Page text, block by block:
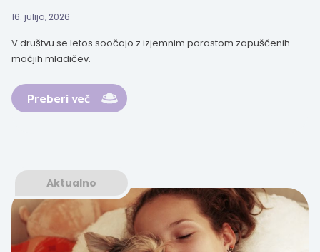
16. julija, 2026
V društvu se letos soočajo z izjemnim porastom zapuščenih
mačjih mladičev.
Preberi več
Aktualno